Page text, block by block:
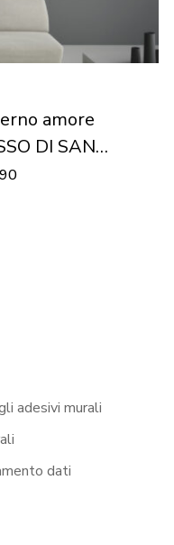
amore
DI SAN
– Stampa su tela
adesivi murali
dati